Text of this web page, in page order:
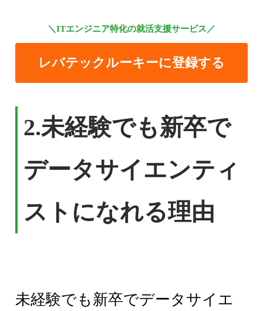
＼ITエンジニア特化の就活支援サービス／
レバテックルーキーに登録する
2.未経験でも新卒で
データサイエンティ
ストになれる理由
未経験でも新卒でデータサイエ